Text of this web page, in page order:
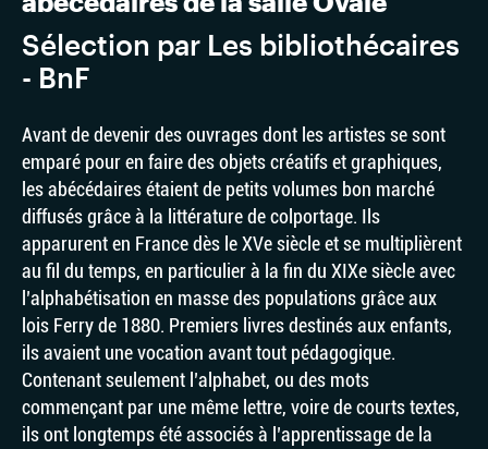
Sélection par Les bibliothécaires
- BnF
Avant de devenir des ouvrages dont les artistes se sont
emparé pour en faire des objets créatifs et graphiques,
les abécédaires étaient de petits volumes bon marché
diffusés grâce à la littérature de colportage. Ils
apparurent en France dès le XVe siècle et se multiplièrent
au fil du temps, en particulier à la fin du XIXe siècle avec
l’alphabétisation en masse des populations grâce aux
lois Ferry de 1880. Premiers livres destinés aux enfants,
ils avaient une vocation avant tout pédagogique.
Contenant seulement l’alphabet, ou des mots
commençant par une même lettre, voire de courts textes,
ils ont longtemps été associés à l’apprentissage de la